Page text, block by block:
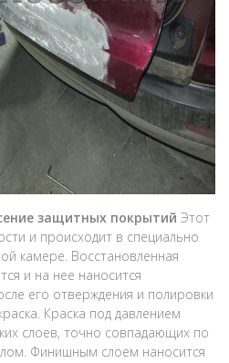
защитных покрытий Этот
и происходит в специально
камере. Восстановленная
и на нее наносится
его отверждения и полировки
Краска под давлением
слоев, точно совпадающих по
Финишным слоем наносится